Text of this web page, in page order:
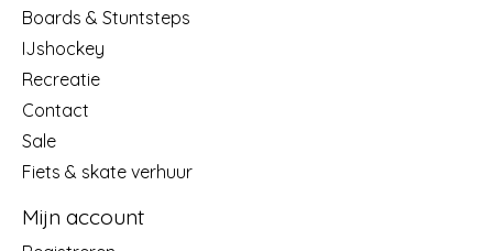
Boards & Stuntsteps
IJshockey
Recreatie
Contact
Sale
Fiets & skate verhuur
Mijn account